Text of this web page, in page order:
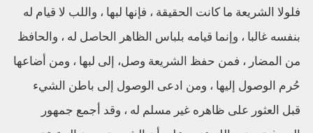
فلولا الشريعة ما كانت الحقيقة ، فإنها لبها ، واللب لا قيام له
بنفسه غالبا ، وإنما قيامه بلباس الظاهر الحاصل له ، والحافظ
من المضار ، فمن حفظ الشريعة وصل، إلى لبها ، ومن أضاعها
حُرم الوصول إليها ، ومن ادعى الوصول إلى باطن الشيء
قبل العثور على ظاهره غير مسلم له ، وقد أجمع جمهور